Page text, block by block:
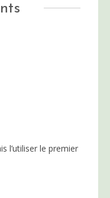
l’utiliser le premier